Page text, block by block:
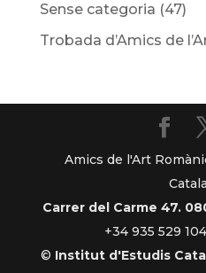
Sense categoria (47)
Trobada d’Amics de
Amics de l'Art
Carrer del Carme 47.
+34 935 529 104
© Institut d'Estudis